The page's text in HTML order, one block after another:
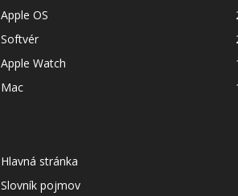
Apple OS
Softvér
Apple Watch
Mac
Hlavná stránka
Slovník pojmov